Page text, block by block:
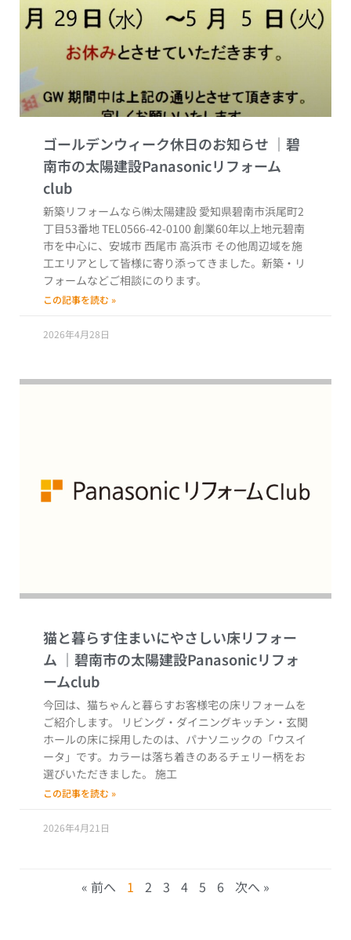
ゴールデンウィーク休日のお知らせ
新築リフォームなら㈱太陽建設 愛知県碧南市浜尾町2
丁目53番地 TEL0566-42-0100 創業60年以上地元碧南
市を中心に、安城市 西尾市 高浜市 その他周辺域を施
工エリアとして皆様に寄り添ってきました。新築・リ
フォームなどご相談にのります。
この記事を読む »
2026年4月28日
猫と暮らす住まいにやさしい床リフォー
ム
今回は、猫ちゃんと暮らすお客様宅の床リフォームを
ご紹介します。 リビング・ダイニングキッチン・玄関
ホールの床に採用したのは、パナソニックの「ウスイ
ータ」です。カラーは落ち着きのあるチェリー柄をお
選びいただきました。 施工
この記事を読む »
2026年4月21日
« 前へ 1 2 3 4 5 6 次へ »